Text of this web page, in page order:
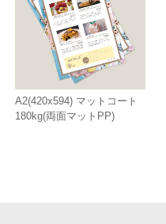
A2(420x594) マットコート
180kg(両面マットPP)